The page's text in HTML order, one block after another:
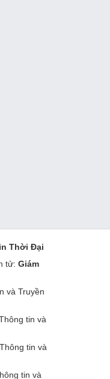
Thời Đại
tử: Giám
và Truyền
tin và
tin và
tin và